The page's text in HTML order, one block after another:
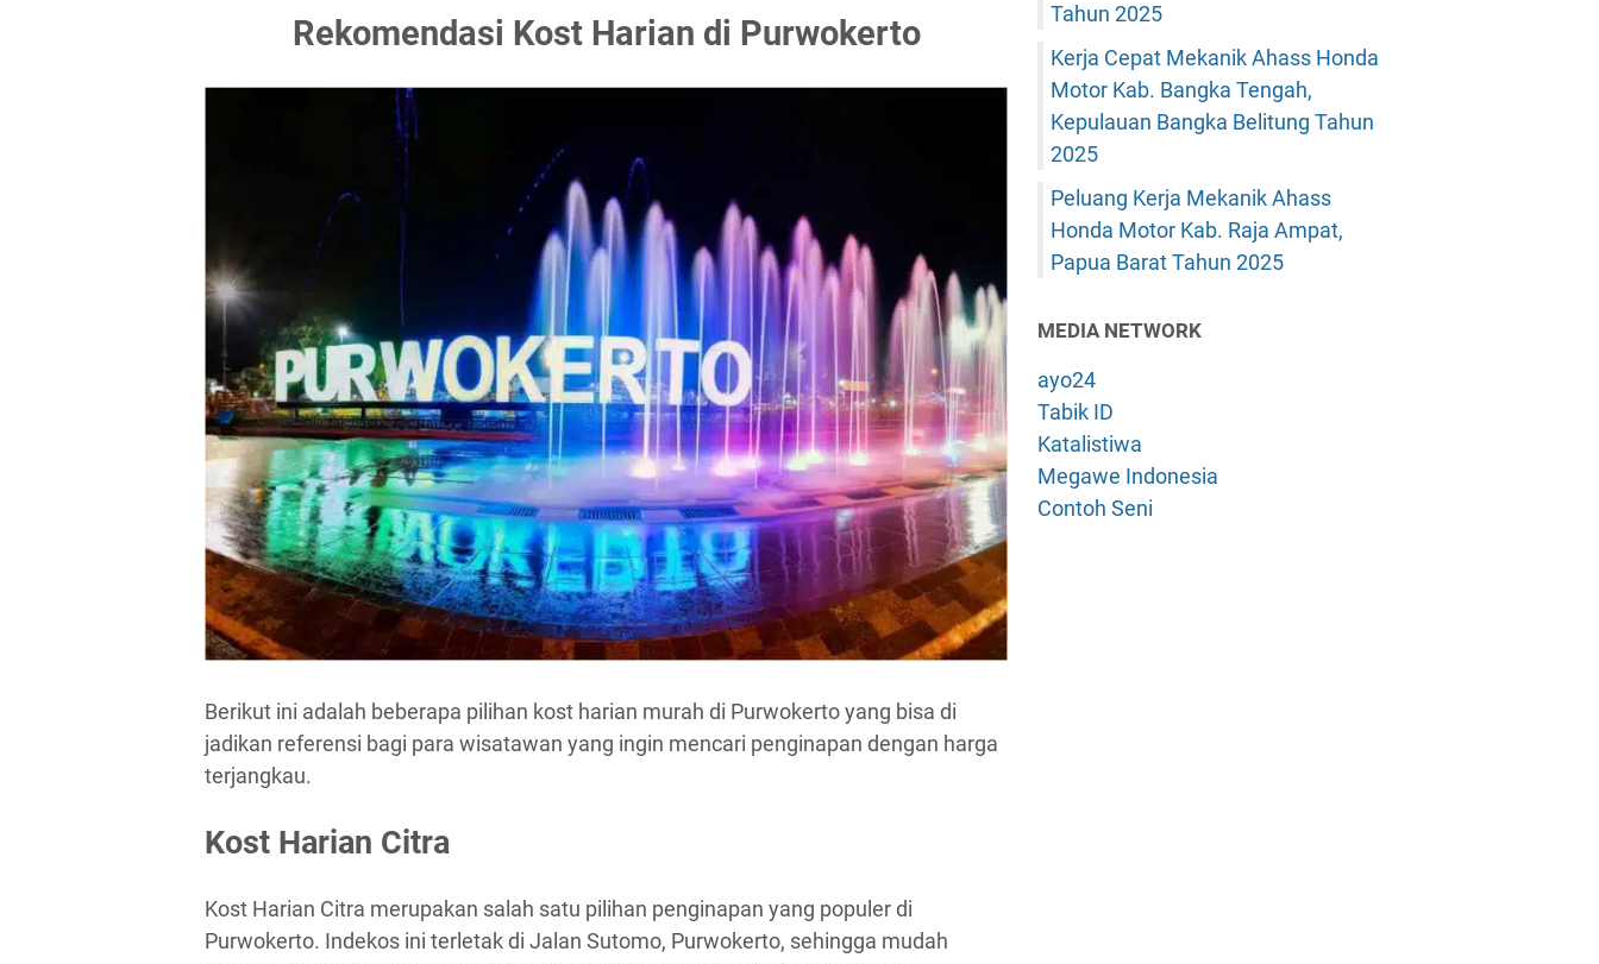
Rekomendasi Kost Harian di Purwokerto
Berikut ini adalah beberapa pilihan kost harian murah di Purwokerto yang bisa di
jadikan referensi bagi para wisatawan yang ingin mencari penginapan dengan harga
terjangkau.
Kost Harian Citra
Kost Harian Citra merupakan salah satu pilihan penginapan yang populer di
Purwokerto. Indekos ini terletak di Jalan Sutomo, Purwokerto, sehingga mudah
Tahun 2025
Kerja Cepat Mekanik Ahass Honda
Motor Kab. Bangka Tengah,
Kepulauan Bangka Belitung Tahun
2025
Peluang Kerja Mekanik Ahass
Honda Motor Kab. Raja Ampat,
Papua Barat Tahun 2025
MEDIA NETWORK
ayo24
Tabik ID
Katalistiwa
Megawe Indonesia
Contoh Seni